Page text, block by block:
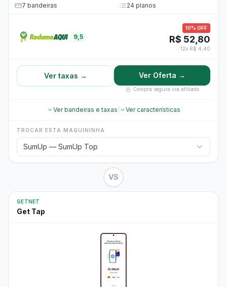
7 bandeiras 24 planos
9,5
10% OFF
R$ 52,80
12x R$ 4,40
Ver taxas → Ver Oferta →
Compra segura via afiliado
Ver bandeiras e taxas Ver características
TROCAR ESTA MAQUININHA
SumUp — SumUp Top
VS
GETNET
Get Tap